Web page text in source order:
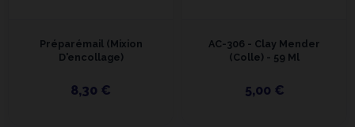
Préparémail (Mixion
D'encollage)
8,30 €
AC-306 - Clay Mender
(colle) - 59 Ml
5,00 €